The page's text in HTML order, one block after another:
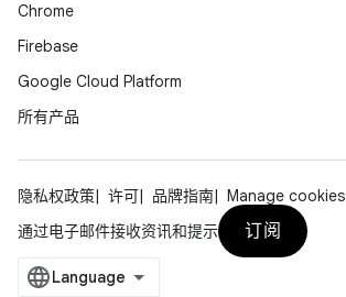
Chrome
Firebase
Google Cloud Platform
所有产品
隐私权政策 许可 品牌指南
Manage cookies
通过电子邮件接收资讯和提示
订阅